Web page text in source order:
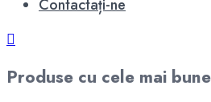
Contactați-ne
Produse cu cele mai